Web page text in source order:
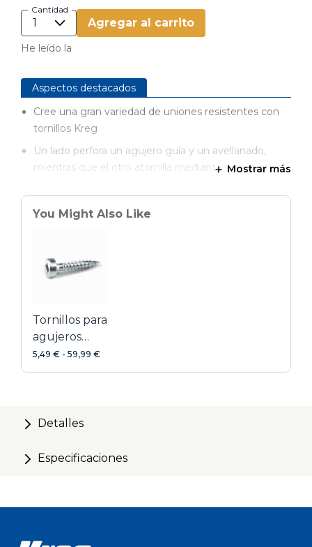
Cantidad
Agregar al carrito
He leído la
Aspectos destacados
Cree una gran variedad de uniones resistentes con
tornillos Kreg
Un lado perfora un agujero guía y un avellanado,
mientras que el otro atornilla mediante una punta
Diseño ergonómico con agarre cómodo y seguro
Mostrar más
You Might Also Like
Tornillos para
agujeros
ocultos
galvanizados
5,49 € - 59,99 €
Detalles
Especificaciones